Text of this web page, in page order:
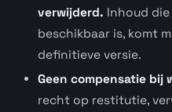
verwijderd. Inhoud
beschikbaar is, komt
definitieve versie.
Geen compensatie bij
recht op restitutie,